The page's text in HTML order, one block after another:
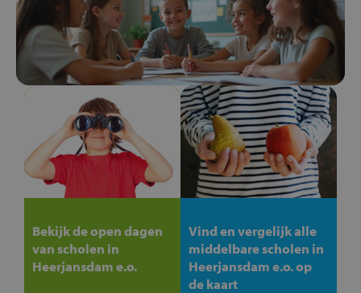
Bekijk de open dagen
van scholen in
Heerjansdam e.o.
Vind en vergelijk alle
middelbare scholen in
Heerjansdam e.o. op
de kaart